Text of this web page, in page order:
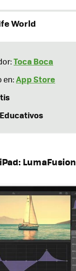
World
Toca Boca
en:App Store
Educativos
LumaFusion